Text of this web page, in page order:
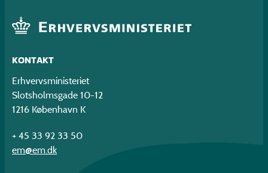
KONTAKT
Erhvervsministeriet
Slotsholmsgade 10-12
1216 København K
+ 45 33 92 33 50
em@em.dk